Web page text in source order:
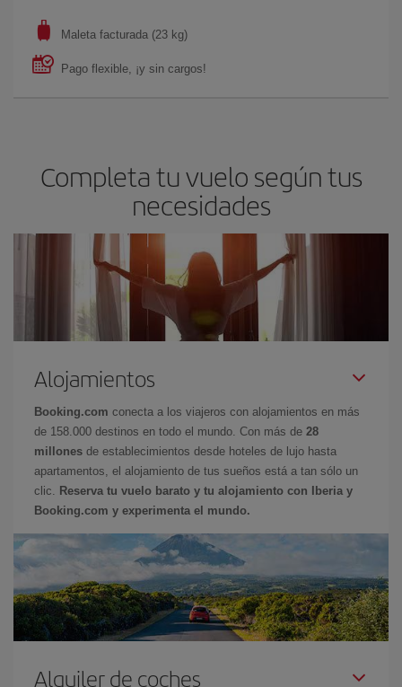
Maleta facturada (23 kg)
Pago flexible, ¡y sin cargos!
Completa tu vuelo según tus
necesidades
Alojamientos
Booking.com conecta a los viajeros con alojamientos en más
de 158.000 destinos en todo el mundo. Con más de 28
millones de establecimientos desde hoteles de lujo hasta
apartamentos, el alojamiento de tus sueños está a tan sólo un
clic.
Reserva tu vuelo barato y tu alojamiento con Iberia y
Booking.com y experimenta el mundo.
Alquiler de coches